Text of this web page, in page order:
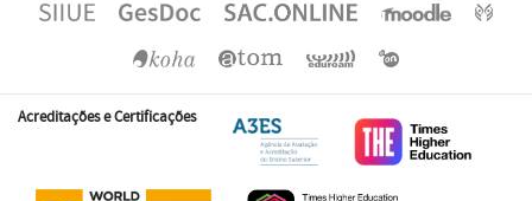
Acreditações e Certificações